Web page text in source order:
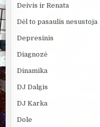
Deivis ir Renata
Dėl to pasaulis nesustoja
Depresinis
Diagnozė
Dinamika
DJ Dalgis
DJ Karka
Dole